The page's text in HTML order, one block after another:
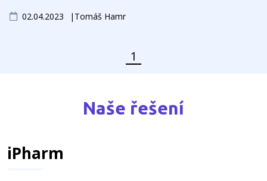
02.04.2023 Tomáš Hamr
Předchozí stránka
Stránka
1
Naše řešení
iPharm